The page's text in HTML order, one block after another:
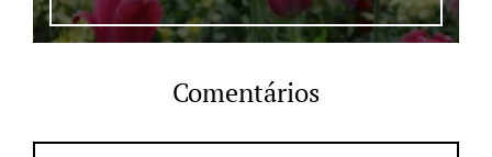
Comentários